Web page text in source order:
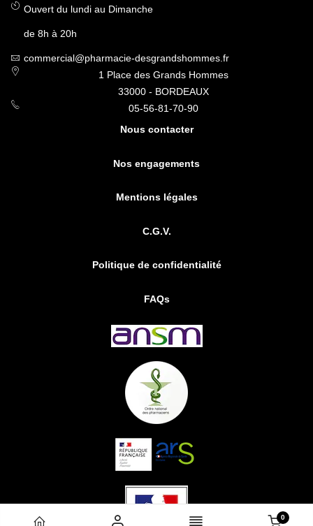
Ouvert du lundi au Dimanche
de 8h à 20h
commercial@pharmacie-desgrandshommes.fr
1 Place des Grands Hommes
33000 - BORDEAUX
05-56-81-70-90
Nous contacter
Nos engagements
Mentions légales
C.G.V.
Politique de confidentialité
FAQs
0